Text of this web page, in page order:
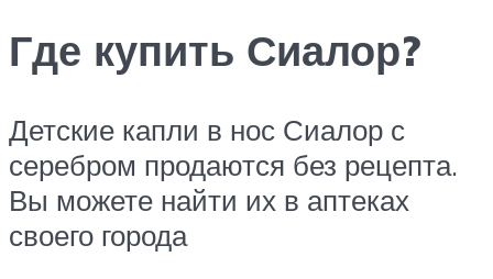
Где купить Сиалор?
Детские капли в нос Сиалор с
серебром продаются без рецепта.
Вы можете найти их в аптеках
своего города